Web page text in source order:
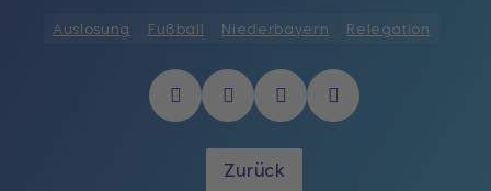
Auslosung Fußball Niederbayern Relegation
Zurück